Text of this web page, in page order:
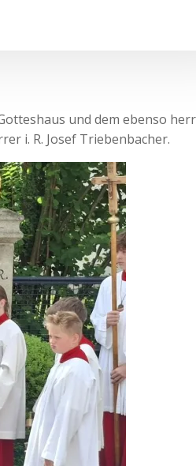
und dem ebenso
i. R. Josef Triebenbacher.